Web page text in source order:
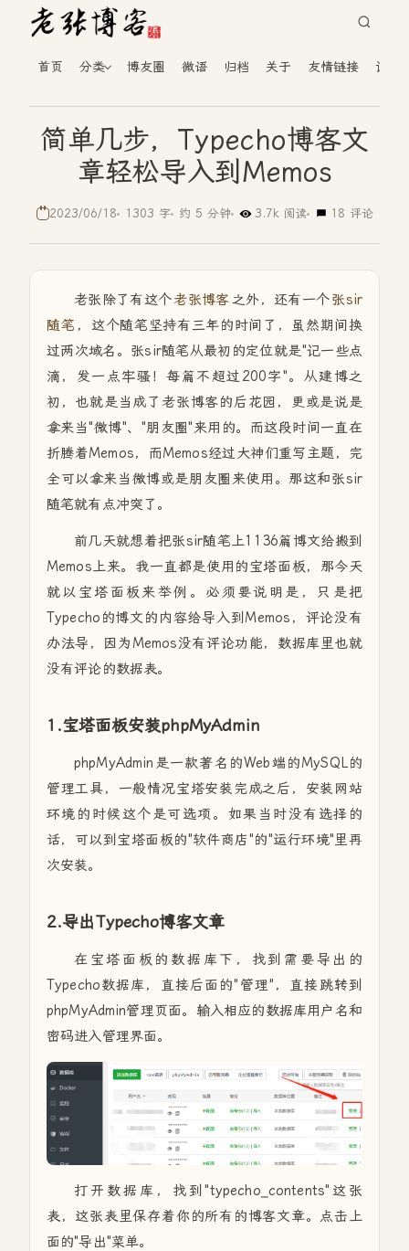
首页 分类 博友圈 微语 归档 关于 友情链接 读者
简单几步，Typecho博客文
章轻松导入到Memos
2023/06/18 1303 字 约 5 分钟 3.7k 阅读 18 评论
老张除了有这个老张博客之外，还有一个张sir
随笔 ，这个随笔坚持有三年的时间了，虽然期间换
过两次域名。张sir随笔从最初的定位就是"记一些点
滴，发一点牢骚！每篇不超过200字"。从建博之
初，也就是当成了老张博客的后花园，更或是说是
拿来当"微博"、"朋友圈"来用的。而这段时间一直在
折腾着Memos，而Memos经过大神们重写主题，完
全可以拿来当微博或是朋友圈来使用。那这和张sir
随笔就有点冲突了。
前几天就想着把张sir随笔上1136篇博文给搬到
Memos上来。我一直都是使用的宝塔面板，那今天
就以宝塔面板来举例。必须要说明是，只是把
Typecho的博文的内容给导入到Memos，评论没有
办法导，因为Memos没有评论功能，数据库里也就
没有评论的数据表。
1.宝塔面板安装phpMyAdmin
phpMyAdmin是一款著名的Web端的MySQL的
管理工具，一般情况宝塔安装完成之后，安装网站
环境的时候这个是可选项。如果当时没有选择的
话，可以到宝塔面板的"软件商店"的"运行环境"里再
次安装。
2.导出Typecho博客文章
在宝塔面板的数据库下，找到需要导出的
Typecho数据库，直接后面的"管理"，直接跳转到
phpMyAdmin管理页面。输入相应的数据库用户名和
密码进入管理界面。
打开数据库，找到"typecho_contents"这张
表，这张表里保存着你的所有的博客文章。点击上
面的"导出"菜单。